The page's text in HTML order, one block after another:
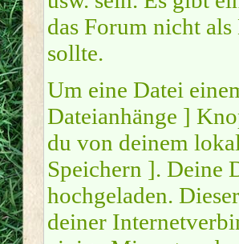
das Forum nicht
sollte.
Um eine Datei
Dateianhänge ]
du von deinem
Speichern ]. Deine
hochgeladen.
deiner